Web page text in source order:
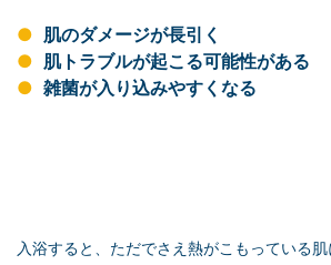
肌のダメージが長引く
肌トラブルが起こる可能性がある
雑菌が入り込みやすくなる
入浴すると、ただでさえ熱がこもっている